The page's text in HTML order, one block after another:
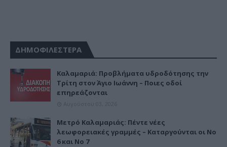
ΔΗΜΟΦΙΛΕΣΤΕΡΑ
Καλαμαριά: Προβλήματα υδροδότησης την
Τρίτη στον Άγιο Ιωάννη – Ποιες οδοί
επηρεάζονται
Μετρό Καλαμαριάς: Πέντε νέες
λεωφορειακές γραμμές – Καταργούνται οι Νο
6 και Νο 7